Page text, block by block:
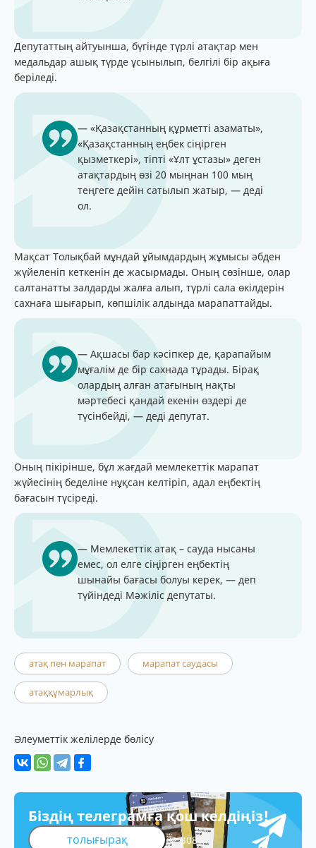
Депутаттың айтуынша, бүгінде түрлі атақтар мен
медальдар ашық түрде ұсынылып, белгілі бір ақыға
беріледі.
— «Қазақстанның құрметті азаматы»,
«Қазақстанның еңбек сіңірген
қызметкері», тіпті «Ұлт ұстазы» деген
атақтардың өзі 20 мыңнан 100 мың
теңгеге дейін сатылып жатыр, — деді
ол.
Мақсат Толықбай мұндай ұйымдардың жұмысы әбден
жүйеленіп кеткенін де жасырмады. Оның сөзінше, олар
салтанатты залдарды жалға алып, түрлі сала өкілдерін
сахнаға шығарып, көпшілік алдында марапаттайды.
— Ақшасы бар кәсіпкер де, қарапайым
мұғалім де бір сахнада тұрады. Бірақ
олардың алған атағының нақты
мәртебесі қандай екенін өздері де
түсінбейді, — деді депутат.
Оның пікірінше, бұл жағдай мемлекеттік марапат
жүйесінің беделіне нұқсан келтіріп, адал еңбектің
бағасын түсіреді.
— Мемлекеттік атақ – сауда нысаны
емес, ол елге сіңірген еңбектің
шынайы бағасы болуы керек, — деп
түйіндеді Мәжіліс депутаты.
атақ пен марапат марапат саудасы
атаққұмарлық
Әлеуметтік желілерде бөлісу
Біздің телеграмға қош келдіңіз!
толығырақ 308